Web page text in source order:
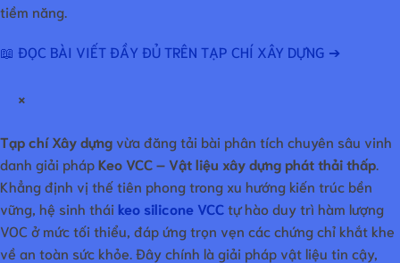
tiềm năng.
📖 ĐỌC BÀI VIẾT ĐẦY ĐỦ TRÊN TẠP CHÍ XÂY DỰNG ➔
×
Tạp chí Xây dựngvừa đăng tải bài phân tích chuyên sâu vinh
danh giải phápKeo VCC – Vật liệu xây dựng phát thải thấp
Khẳng định vị thế tiên phong trong xu hướng kiến trúc bền
vững, hệ sinh thái keo silicone VCC tự hào duy trì hàm lượng
VOC ở mức tối thiểu, đáp ứng trọn vẹn các chứng chỉ khắt khe
về an toàn sức khỏe. Đây chính là giải pháp vật liệu tin cậy,